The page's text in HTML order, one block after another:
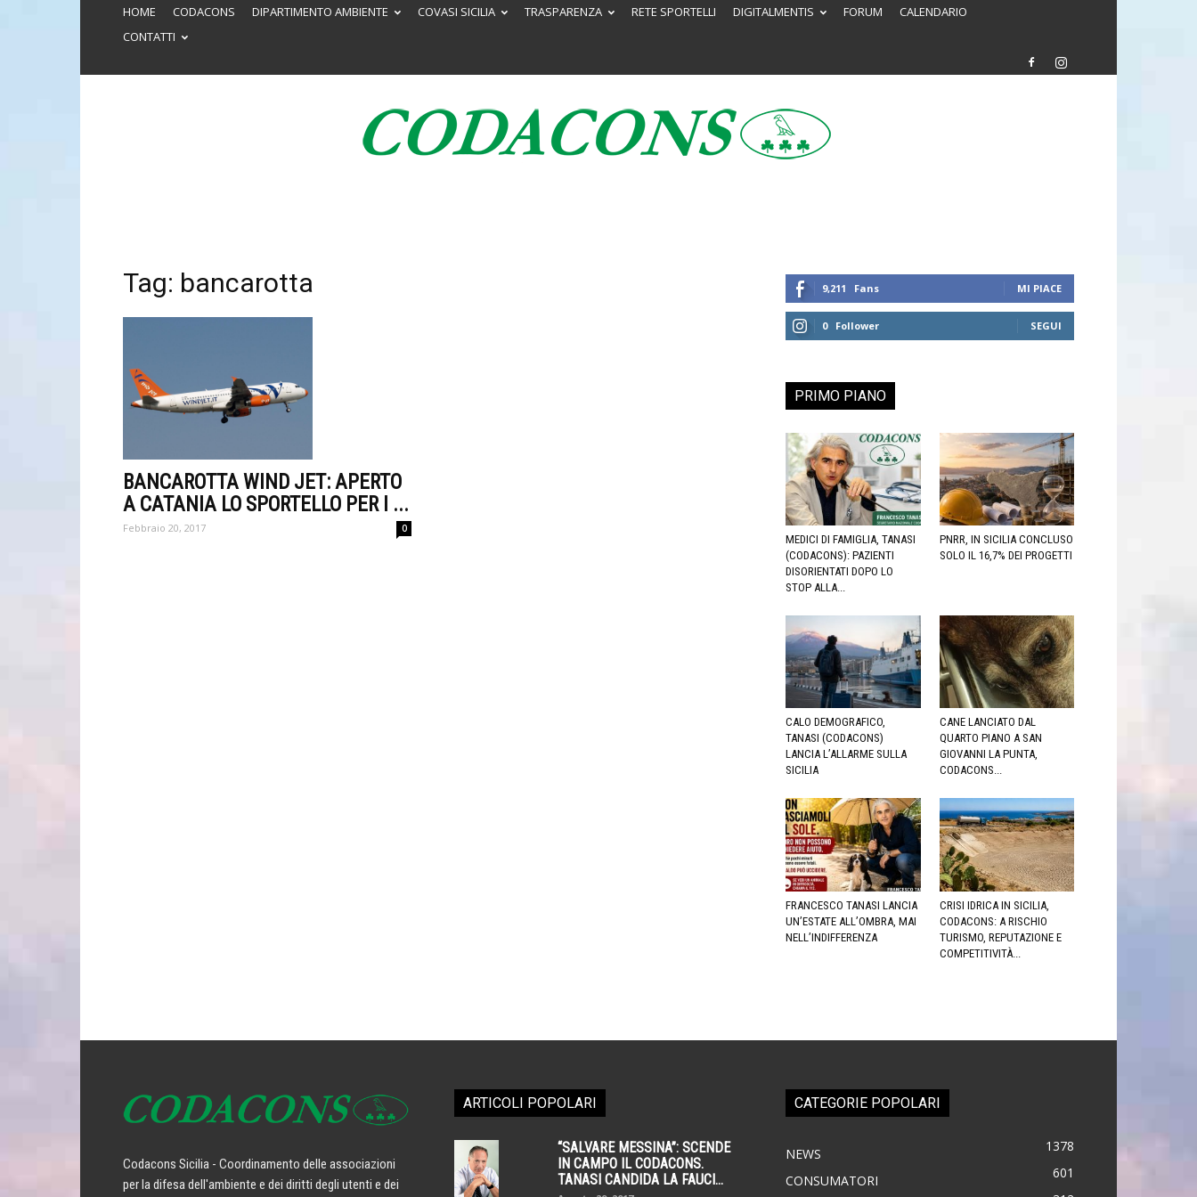
HOME CODACONS DIPARTIMENTO AMBIENTE COVASI SICILIA TRASPARENZA RETE SPORTELLI DIGITALMENTIS FORUM
CALENDARIO
CONTATTI
Tag: bancarotta
BANCAROTTA WIND JET: APERTO
A CATANIA LO SPORTELLO PER I ...
Febbraio 20, 2017 0
9,211 Fans MI PIACE
0 Follower SEGUI
PRIMO PIANO
MEDICI DI FAMIGLIA, TANASI
(CODACONS): PAZIENTI
DISORIENTATI DOPO LO
STOP ALLA...
PNRR, IN SICILIA CONCLUSO
SOLO IL 16,7% DEI PROGETTI
CALO DEMOGRAFICO,
TANASI (CODACONS)
LANCIA L’ALLARME SULLA
SICILIA
CANE LANCIATO DAL
QUARTO PIANO A SAN
GIOVANNI LA PUNTA,
CODACONS...
FRANCESCO TANASI LANCIA
UN’ESTATE ALL’OMBRA, MAI
NELL’INDIFFERENZA
CRISI IDRICA IN SICILIA,
CODACONS: A RISCHIO
TURISMO, REPUTAZIONE E
COMPETITIVITÀ...
Codacons Sicilia - Coordinamento delle associazioni
per la difesa dell'ambiente e dei diritti degli utenti e dei
ARTICOLI POPOLARI
“SALVARE MESSINA”: SCENDE
IN CAMPO IL CODACONS.
TANASI CANDIDA LA FAUCI...
CATEGORIE POPOLARI
NEWS 1378
CONSUMATORI
601